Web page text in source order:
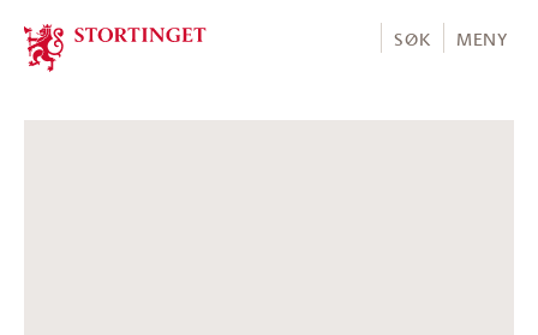
Stortinget.no
SØK MENY